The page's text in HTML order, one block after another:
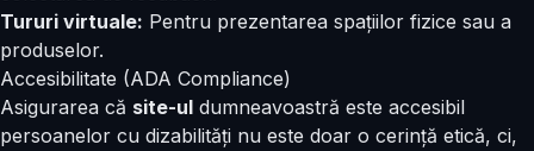
Tururi virtuale: Pentru prezentarea spațiilor fizice sau a
produselor.
Accesibilitate (ADA Compliance)
Asigurarea că site-ul dumneavoastră este accesibil
persoanelor cu dizabilități nu este doar o cerință etică, ci,